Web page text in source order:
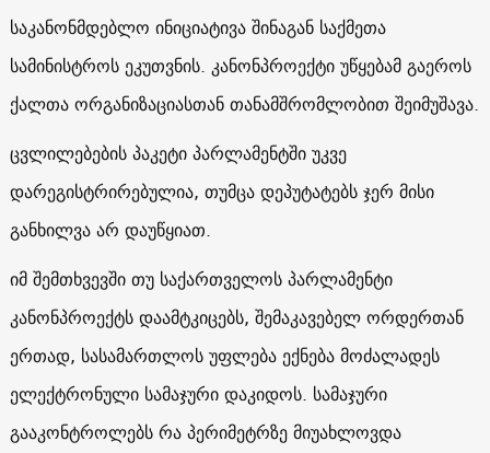
საკანონმდებლო ინიციატივა შინაგან საქმეთა
სამინისტროს ეკუთვნის. კანონპროექტი უწყებამ გაეროს
ქალთა ორგანიზაციასთან თანამშრომლობით შეიმუშავა.
ცვლილებების პაკეტი პარლამენტში უკვე
დარეგისტრირებულია, თუმცა დეპუტატებს ჯერ მისი
განხილვა არ დაუწყიათ.
იმ შემთხვევში თუ საქართველოს პარლამენტი
კანონპროექტს დაამტკიცებს, შემაკავებელ ორდერთან
ერთად, სასამართლოს უფლება ექნება მოძალადეს
ელექტრონული სამაჯური დაკიდოს. სამაჯური
გააკონტროლებს რა პერიმეტრზე მიუახლოვდა